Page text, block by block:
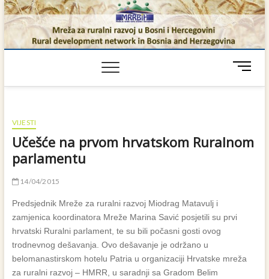
Skip
to
content
M
t
VIJESTI
Učešće na prvom hrvatskom Ruralnom
parlamentu
14/04/2015
Predsjednik Mreže za ruralni razvoj Miodrag Matavulj i
zamjenica koordinatora Mreže Marina Savić posjetili su prvi
hrvatski Ruralni parlament, te su bili počasni gosti ovog
trodnevnog dešavanja. Ovo dešavanje je održano u
belomanastirskom hotelu Patria u organizaciji Hrvatske mreža
za ruralni razvoj – HMRR, u saradnji sa Gradom Belim